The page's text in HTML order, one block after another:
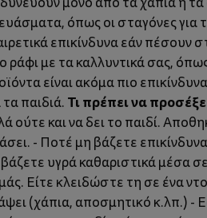
όπως οι σταγόνες για
επικίνδυνα εάν
ράφι με τα καλλυντικά σας,
είναι ακόμα πιο
τα παιδιά. Τι πρέπει να
ούτε και να δει το παιδί.
- Ποτέ μη βάζετε
υγρά καθαριστικά μέσα
Είτε κλειδώστε τη σε ένα
(χάπια, αποσμητικό κ.λπ.) -